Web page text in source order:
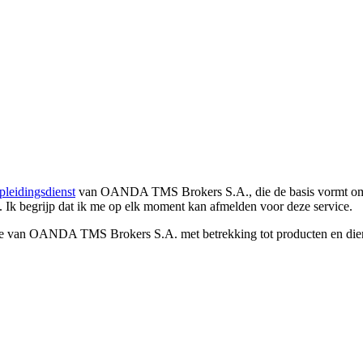
van OANDA TMS Brokers S.A., die de basis vormt
Ik begrijp dat ik me op elk moment kan afmelden voor deze service.
OANDA TMS Brokers S.A. met betrekking tot producten en